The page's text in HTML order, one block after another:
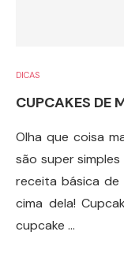
DICAS
CUPCAKES DE
Olha que coisa
são super
receita básica de
cima dela!
cupcake …